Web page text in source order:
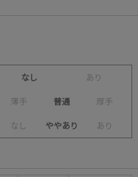
なし あ り
薄手 普通 厚手
な し ややあり あ り